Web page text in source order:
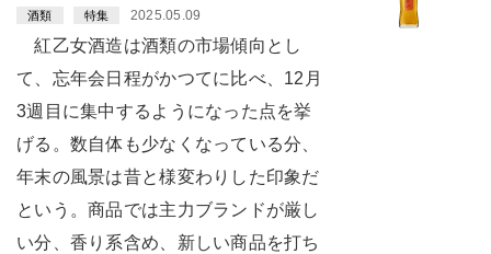
酒類 特集 2025.05.09
紅乙女酒造は酒類の市場傾向とし
て、忘年会日程がかつてに比べ、12月
3週目に集中するようになった点を挙
げる。数自体も少なくなっている分、
年末の風景は昔と様変わりした印象だ
という。商品では主力ブランドが厳し
い分、香り系含め、新しい商品を打ち